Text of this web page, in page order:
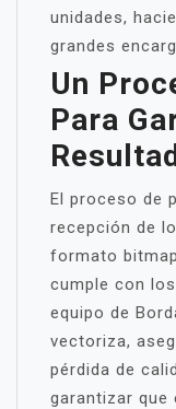
unidades,
grandes
Un
Para
El proceso de
recepción de
formato
cumple con
equipo de
vectoriza,
pérdida de
garantizar que